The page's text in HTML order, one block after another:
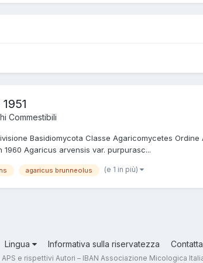
Commestibili
Basidiomycota Classe Agaricomycetes
Agaricus arvensis var. purpurasc...
agaricus brunneolus (e 1 in più)
Lingua Informativa sulla riservatezza
e rispettivi Autori – IBAN Associazione Micologica